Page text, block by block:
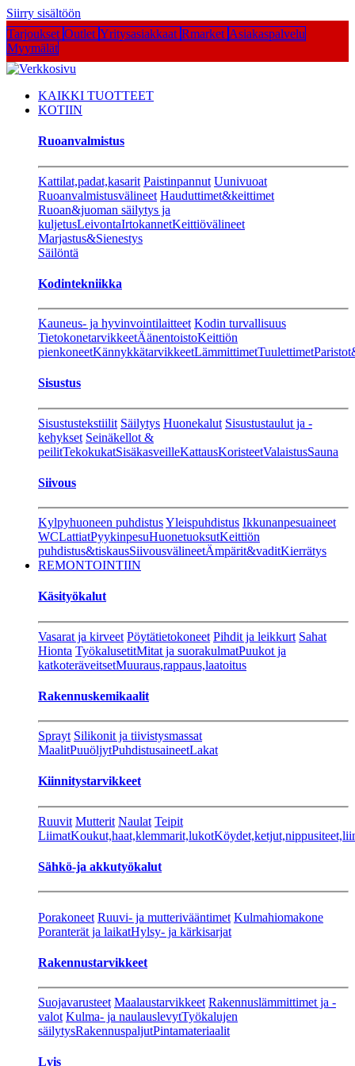
Siirry sisältöön
Tarjoukset Outlet Yritysasiakkaat Rmarket Asiakaspalvelu
Myymälät
KAIKKI TUOTTEET
KOTIIN
Ruoanvalmistus
Kattilat,padat,kasarit Paistinpannut Uunivuoat
Ruoanvalmistusvälineet Hauduttimet&keittimet
Ruoan&juoman säilytys ja
kuljetusLeivontaIrtokannetKeittiövälineet
Marjastus&Sienestys
Säilöntä
Kodintekniikka
Kauneus- ja hyvinvointilaitteet Kodin turvallisuus
TietokonetarvikkeetÄänentoistoKeittiön
pienkoneetKännykkätarvikkeetLämmittimetTuulettimet
Sisustus
Sisustustekstiilit Säilytys Huonekalut Sisustustaulut ja -
kehykset Seinäkellot &
peilitTekokukatSisäkasveilleKattausKoristeetValaistusSauna
Siivous
Kylpyhuoneen puhdistusYleispuhdistus Ikkunanpesuaineet
WCLattiatPyykinpesuHuonetuoksutKeittiön
puhdistus&tiskausSiivousvälineetÄmpärit&vaditKierrätys
REMONTOINTIIN
Käsityökalut
Vasarat ja kirveet Pöytätietokoneet Pihdit ja leikkurt Sahat
Hionta TyökalusetitMitat ja suorakulmatPuukot ja
katkoteräveitsetMuuraus,rappaus,laatoitus
Rakennuskemikaalit
Sprayt Silikonit ja tiivistysmassat
MaalitPuuöljytPuhdistusaineetLakat
Kiinnitystarvikkeet
Ruuvit Mutterit Naulat Teipit
LiimatKoukut,haat,klemmarit,lukot
Sähkö-ja akkutyökalut
Porakoneet Ruuvi- ja mutterivääntimet Kulmahiomakone
Poranterät ja laikatHylsy- ja kärkisarjat
Rakennustarvikkeet
Suojavarusteet Maalaustarvikkeet Rakennuslämmittimet ja -
valot Kulma- ja naulauslevytTyökalujen
säilytysRakennuspaljutPintamateriaalit
Lvis